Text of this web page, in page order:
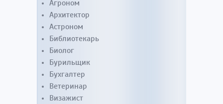
Агроном
Архитектор
Астроном
Библиотекарь
Биолог
Бурильщик
Бухгалтер
Ветеринар
Визажист